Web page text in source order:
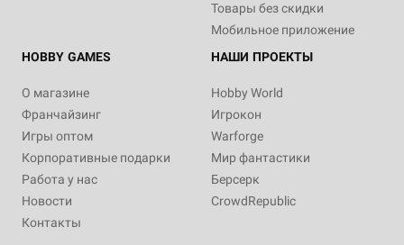
Товары без скидки
Мобильное приложение
HOBBY GAMES
О магазине
Франчайзинг
Игры оптом
Корпоративные подарки
Работа у нас
Новости
Контакты
НАШИ ПРОЕКТЫ
Hobby World
Игрокон
Warforge
Мир фантастики
Берсерк
CrowdRepublic